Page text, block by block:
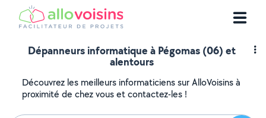
Dépanneurs informatique à Pégomas (06) et
alentours
Découvrez les meilleurs informaticiens sur AlloVoisins à
proximité de chez vous et contactez-les !